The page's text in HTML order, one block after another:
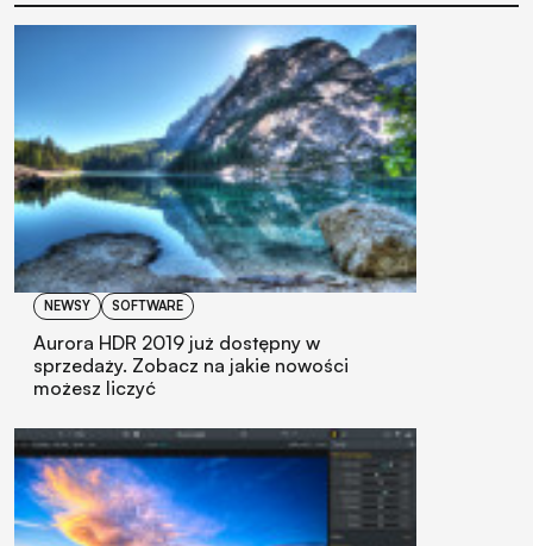
NEWSY SOFTWARE
Aurora HDR 2019 już dostępny w
sprzedaży. Zobacz na jakie nowości
możesz liczyć